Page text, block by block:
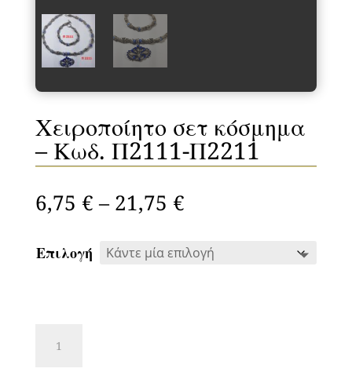
Χειροποίητο σετ κόσμημα
– Κωδ. Π2111-Π2211
6,75 € – 21,75 €Price
6,75 €
Επιλογή